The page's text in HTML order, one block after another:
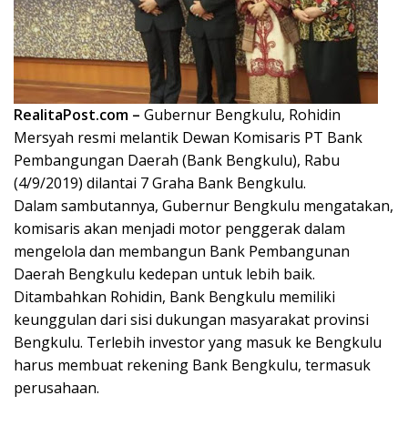
RealitaPost.com – Gubernur Bengkulu, Rohidin
Mersyah resmi melantik Dewan Komisaris PT Bank
Pembangungan Daerah (Bank Bengkulu), Rabu
(4/9/2019) dilantai 7 Graha Bank Bengkulu.
Dalam sambutannya, Gubernur Bengkulu mengatakan,
komisaris akan menjadi motor penggerak dalam
mengelola dan membangun Bank Pembangunan
Daerah Bengkulu kedepan untuk lebih baik.
Ditambahkan Rohidin, Bank Bengkulu memiliki
keunggulan dari sisi dukungan masyarakat provinsi
Bengkulu. Terlebih investor yang masuk ke Bengkulu
harus membuat rekening Bank Bengkulu, termasuk
perusahaan.